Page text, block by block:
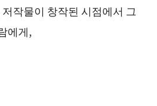
작물이 창작된 시점에서 그
에게,